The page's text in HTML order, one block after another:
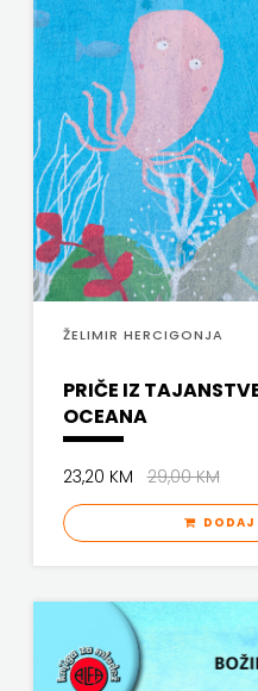
ŽELIMIR HERCIGONJA
PRIČE IZ
OCEANA
23,20 KM29,00 KM
DODAJ